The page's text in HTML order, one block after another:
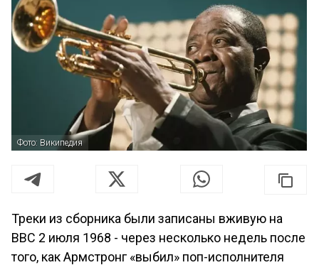
Фото: Википедия
Треки из сборника были записаны вживую на
BBC 2 июля 1968 - через несколько недель после
того, как Армстронг «выбил» поп-исполнителя